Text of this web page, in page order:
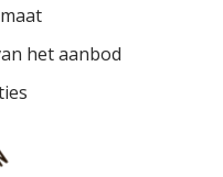
het aanbod